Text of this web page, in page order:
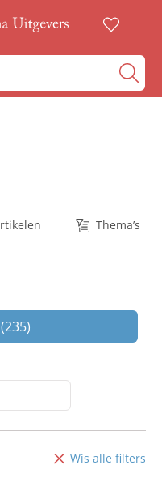
Thema’s
Wis alle filters